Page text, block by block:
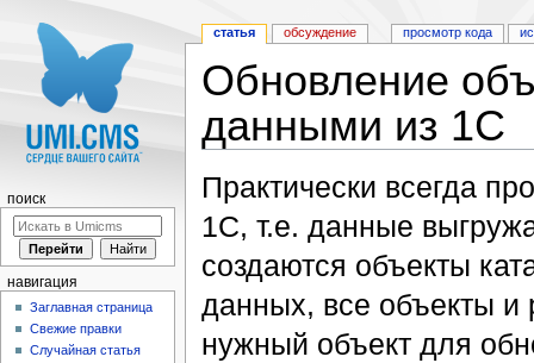
Обновление
данными из 1С
Практически всегда
1С, т.е. данные
создаются объекты
данных, все объекты и
нужный объект для
статья обсуждение просмотр кода
поиск
навигация
Заглавная страница
Свежие правки
Случайная статья